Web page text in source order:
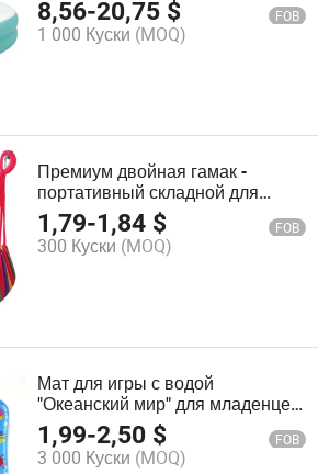
8,56-20,75 $ FOB
1 000 Куски (MOQ)
Премиум двойная гамак -
портативный складной для
кемпинга и на открытом воздухе
1,79-1,84 $ FOB
300 Куски (MOQ)
Мат для игры с водой
"Океанский мир" для младенцев,
квадратный, надувной, для
времени на животе
1,99-2,50 $ FOB
3 000 Куски (MOQ)